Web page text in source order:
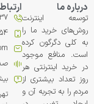
درباره ما
توسعه اینترنت
روش‌های خرید ما را
به کلی دگرگون کرده
است. منافع موجود
در خرید اینترنتی هر
روز تعداد بیشتری از
مردم را به تجربه آن و